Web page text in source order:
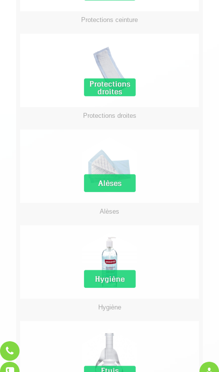
Protections ceinture
Protections droites
Alèses
Hygiène